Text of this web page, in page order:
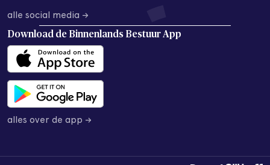
alle social media →
Download de Binnenlands Bestuur App
alles over de app →